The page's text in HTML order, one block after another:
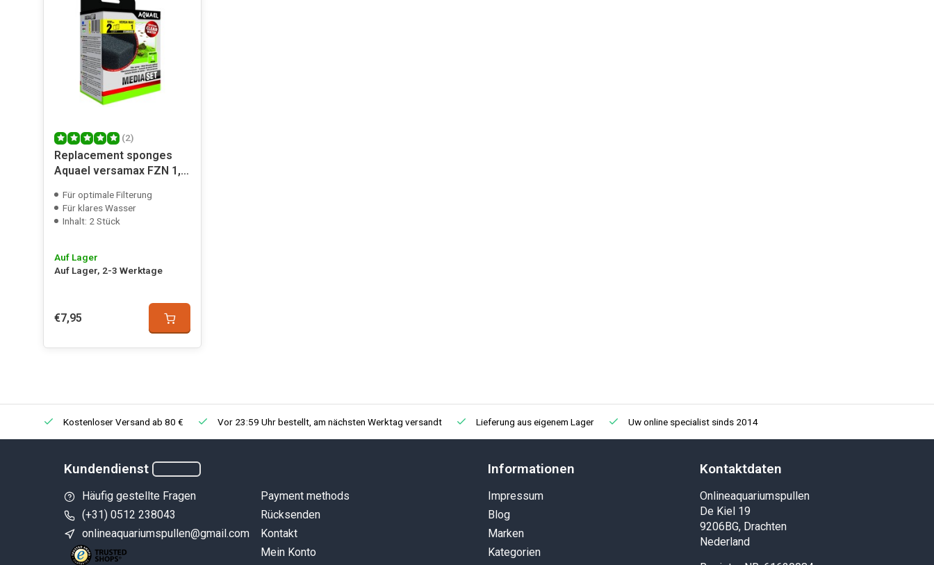
(2)
Replacement sponges
Aquael versamax FZN 1, 2
Für optimale Filterung
Für klares Wasser
Inhalt: 2 Stück
Auf Lager
Auf Lager, 2-3 Werktage
€7,95
Kostenloser Versand ab 80 € Vor 23:59 Uhr bestellt, am nächsten Werktag versandt Lieferung aus eigenem Lager Uw online specialist sinds 2014
Kundendienst
Häufig gestellte Fragen
(+31) 0512 238043
onlineaquariumspullen@gmail.com
Payment methods
Rücksenden
Kontakt
Mein Konto
Informationen
Impressum
Blog
Marken
Kategorien
Kontaktdaten
Onlineaquariumspullen
De Kiel 19
9206BG, Drachten
Nederland